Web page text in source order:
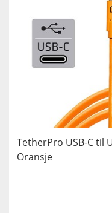
TetherPro USB-C til
Oransje